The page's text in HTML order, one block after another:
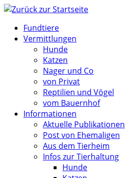
Zum
springenFundtiere
Vermittlungen
Hunde
Katzen
Nager und Co
von Privat
Reptilien und Vögel
vom Bauernhof
Informationen
Aktuelle Publikationen
Post von Ehemaligen
Aus dem Tierheim
Infos zur Tierhaltung
Hunde